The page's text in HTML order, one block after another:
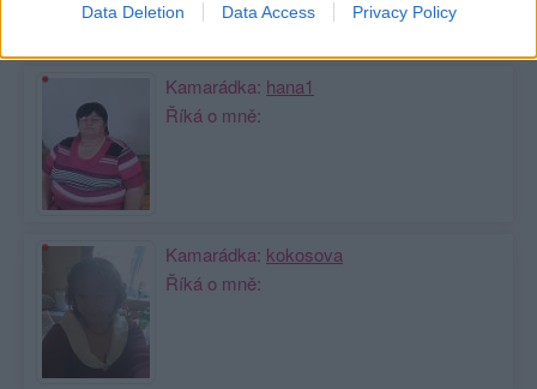
Data Deletion Data Access Privacy Policy
Kamarádka: hana1
Říká o mně:
Kamarádka: kokosova
Říká o mně: